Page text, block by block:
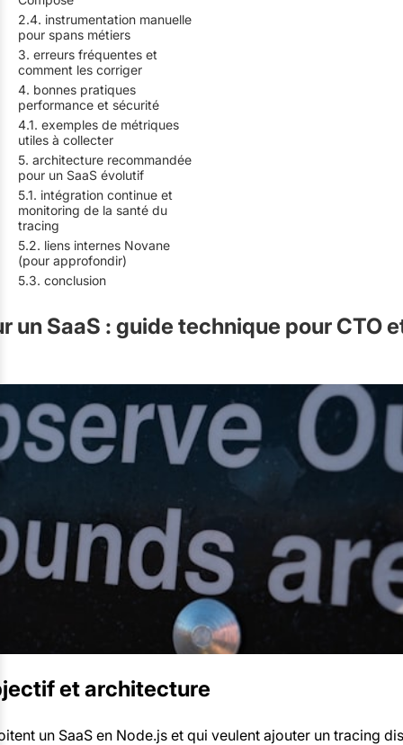
2.4. instrumentation manuelle
pour spans métiers
3. erreurs fréquentes et
comment les corriger
4. bonnes pratiques
performance et sécurité
4.1. exemples de métriques
utiles à collecter
5. architecture recommandée
pour un SaaS évolutif
5.1. intégration continue et
monitoring de la santé du
tracing
5.2. liens internes Novane
(pour approfondir)
5.3. conclusion
SaaS : guide technique pour CTO
et architecture
un SaaS en Node.js et qui veulent ajouter un tracing